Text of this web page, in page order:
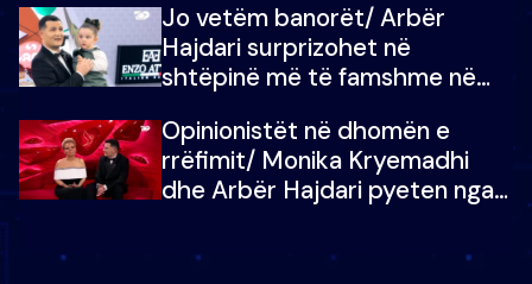
çoja luftën time deri në fund
Jo vetëm banorët/ Arbër
Hajdari surprizohet në
shtëpinë më të famshme në
vajzën e tij
Opinionistët në dhomën e
rrëfimit/ Monika Kryemadhi
dhe Arbër Hajdari pyeten nga
zëvendësonit njëri-tjetrin?